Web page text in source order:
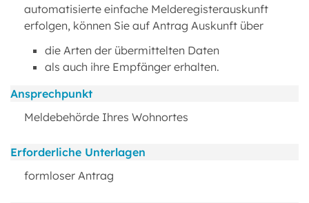
automatisierte einfache Melderegisterauskunft
erfolgen, können Sie auf Antrag Auskunft über
die Arten der übermittelten Daten
als auch ihre Empfänger erhalten.
Ansprechpunkt
Meldebehörde Ihres Wohnortes
Erforderliche Unterlagen
formloser Antrag